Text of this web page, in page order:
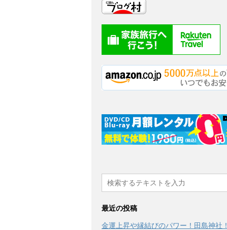
最近の投稿
金運上昇や縁結びのパワー！田島神社！